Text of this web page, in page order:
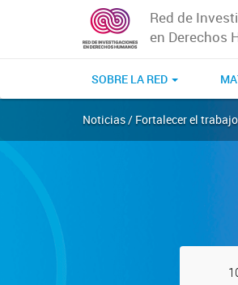
Red de
en Derechos
SOBRE LA RED
Noticias / Fortalecer el